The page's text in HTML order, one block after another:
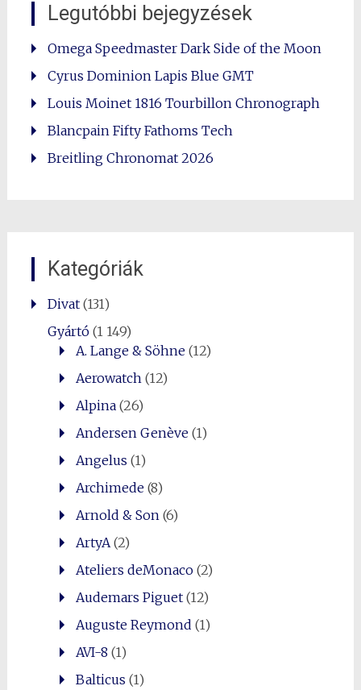
Legutóbbi bejegyzések
Omega Speedmaster Dark Side of the Moon
Cyrus Dominion Lapis Blue GMT
Louis Moinet 1816 Tourbillon Chronograph
Blancpain Fifty Fathoms Tech
Breitling Chronomat 2026
Kategóriák
Divat(131)
Gyártó(1 149)
A. Lange & Söhne(12)
Aerowatch (12)
Alpina(26)
Andersen Genève(1)
Angelus (1)
Archimede(8)
Arnold & Son (6)
ArtyA (2)
Ateliers deMonaco(2)
Audemars Piguet(12)
Auguste Reymond (1)
AVI-8 (1)
Balticus (1)